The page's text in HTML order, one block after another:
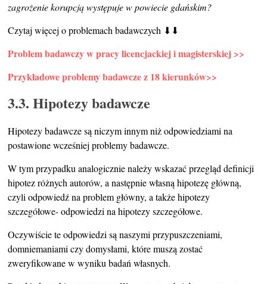
zagrożenie korupcją występuje w powiecie gdańskim?
Czytaj więcej o problemach badawczych ⬇⬇
Problem badawczy w pracy licencjackiej i magisterskiej >>
Przykładowe problemy badawcze z 18 kierunków>>
3.3. Hipotezy badawcze
Hipotezy badawcze są niczym innym niż odpowiedziami na
postawione wcześniej problemy badawcze.
W tym przypadku analogicznie należy wskazać przegląd definicji
hipotez różnych autorów, a następnie własną hipotezę główną,
czyli odpowiedź na problem główny, a także hipotezy
szczegółowe- odpowiedzi na hipotezy szczegółowe.
Oczywiście te odpowiedzi są naszymi przypuszczeniami,
domniemaniami czy domysłami, które muszą zostać
zweryfikowane w wyniku badań własnych.